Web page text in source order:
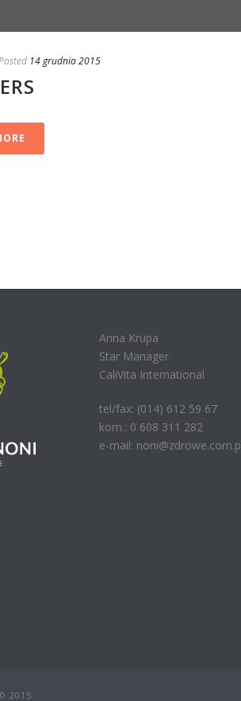
14 grudnia 2015
Anna Krupa
Star Manager
CaliVita International
tel/fax: (014) 612 59 67
kom.: 0 608 311 282
e-mail: noni@zdrowe.com.p
2015